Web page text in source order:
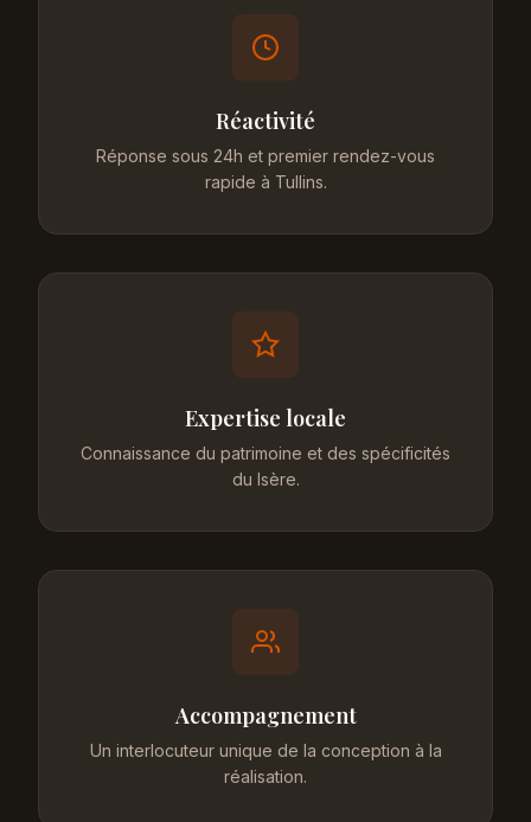
Réactivité
Réponse sous 24h et premier rendez-vous
rapide à Tullins.
Expertise locale
Connaissance du patrimoine et des spécificités
du Isère.
Accompagnement
Un interlocuteur unique de la conception à la
réalisation.